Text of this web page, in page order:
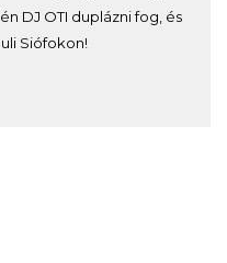
DJ OTI duplázni fog, és
Siófokon!